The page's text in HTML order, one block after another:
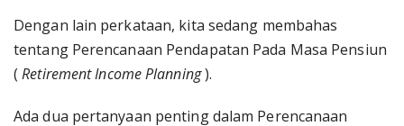
Dengan lain perkataan, kita sedang membahas
tentang Perencanaan Pendapatan Pada Masa Pensiun
(Retirement Income Planning).
Ada dua pertanyaan penting dalam Perencanaan